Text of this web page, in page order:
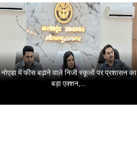
नोएडा में फीस बढ़ाने वाले निजी स्कूलों पर प्रशासन का
बड़ा एक्शन,...